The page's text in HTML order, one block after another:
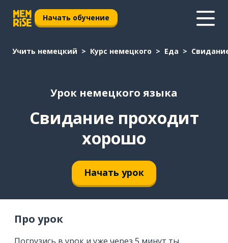
Начать обучение
Учить немецкий Курс немецкого Еда
Урок немецкого языка
Свидание проходит
хорошо
Начать урок
Про урок